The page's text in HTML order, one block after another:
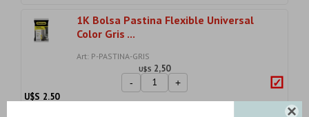

1K Bolsa Pastina Flexible Universal
Color Gris ...
Art: P-PASTINA-GRIS
U$S 2,50
- +
U$S 2.50